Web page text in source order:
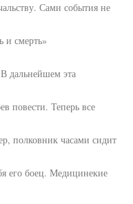
Сами события не
и смерть»
дальнейшем эта
повести. Теперь все
полковник часами сидит
его боец. Медицинекие